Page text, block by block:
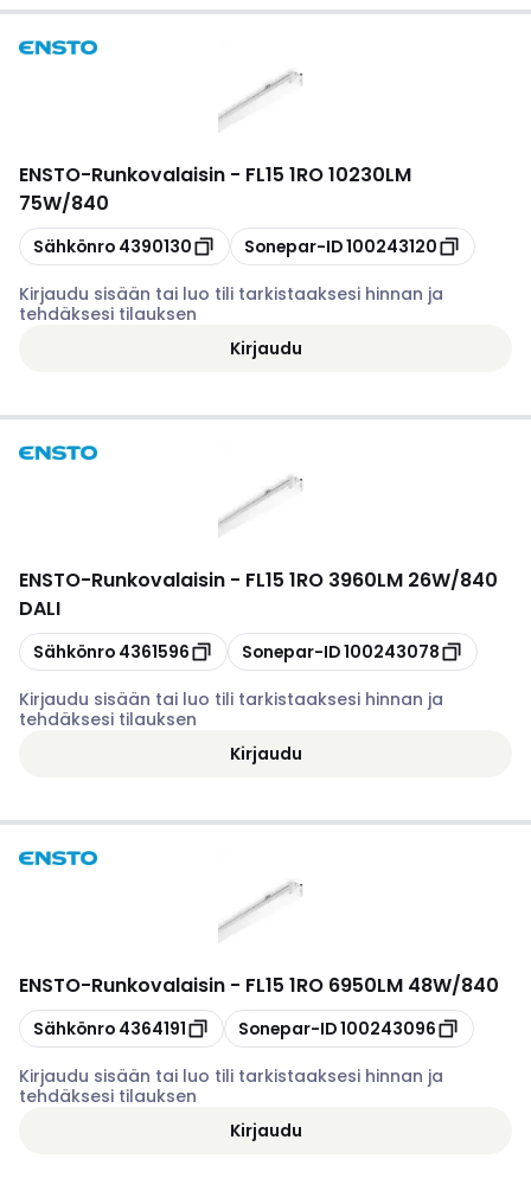
ENSTO-Runkovalaisin - FL15 1RO 10230LM
75W/840
Kopioi
Sähkönro 4390130 Kopioi
Sonepar-ID100243120
Kirjaudu sisään tai luo tili tarkistaaksesi hinnan ja
tehdäksesi tilauksen
Kirjaudu
ENSTO-Runkovalaisin - FL15 1RO 3960LM 26W/840
DALI
Kopioi
Sähkönro 4361596 Kopioi
Sonepar-ID100243078
Kirjaudu sisään tai luo tili tarkistaaksesi hinnan ja
tehdäksesi tilauksen
Kirjaudu
ENSTO-Runkovalaisin - FL15 1RO 6950LM 48W/840
Kopioi
Sähkönro 4364191 Kopioi
Sonepar-ID100243096
Kirjaudu sisään tai luo tili tarkistaaksesi hinnan ja
tehdäksesi tilauksen
Kirjaudu